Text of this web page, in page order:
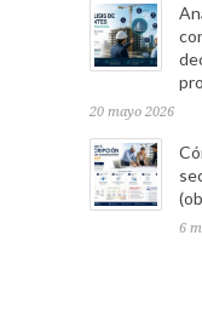
20 mayo 2026
6